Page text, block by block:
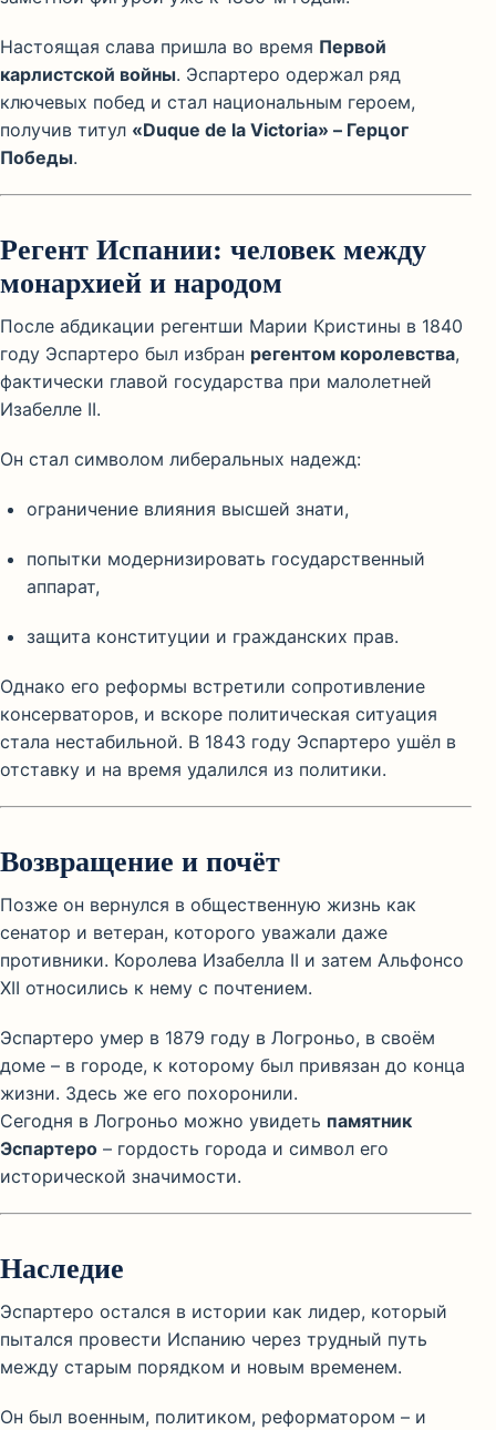
Настоящая слава пришла во время Первой
карлистской войны. Эспартеро одержал ряд
ключевых побед и стал национальным героем,
получив титул «Duque de la Victoria» – Герцог
Победы.
Регент Испании: человек между
монархией и народом
После абдикации регентши Марии Кристины в 1840
году Эспартеро был избран регентом королевства,
фактически главой государства при малолетней
Изабелле II.
Он стал символом либеральных надежд:
ограничение влияния высшей знати,
попытки модернизировать государственный
аппарат,
защита конституции и гражданских прав.
Однако его реформы встретили сопротивление
консерваторов, и вскоре политическая ситуация
стала нестабильной. В 1843 году Эспартеро ушёл в
отставку и на время удалился из политики.
Возвращение и почёт
Позже он вернулся в общественную жизнь как
сенатор и ветеран, которого уважали даже
противники. Королева Изабелла II и затем Альфонсо
XII относились к нему с почтением.
Эспартеро умер в 1879 году в Логроньо, в своём
доме – в городе, к которому был привязан до конца
жизни. Здесь же его похоронили.
Сегодня в Логроньо можно увидеть памятник
Эспартеро – гордость города и символ его
исторической значимости.
Наследие
Эспартеро остался в истории как лидер, который
пытался провести Испанию через трудный путь
между старым порядком и новым временем.
Он был военным, политиком, реформатором – и